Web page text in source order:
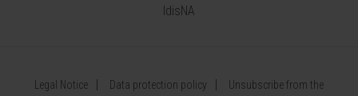
IdisNA
Legal Notice Data protection policy Unsubscribe from the